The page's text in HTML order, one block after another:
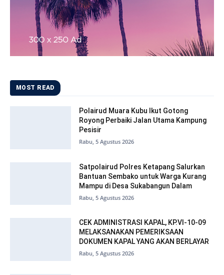
MOST READ
Polairud Muara Kubu Ikut Gotong
Royong Perbaiki Jalan Utama Kampung
Pesisir
Rabu, 5 Agustus 2026
Satpolairud Polres Ketapang Salurkan
Bantuan Sembako untuk Warga Kurang
Mampu di Desa Sukabangun Dalam
Rabu, 5 Agustus 2026
CEK ADMINISTRASI KAPAL, KP.VI-10-09
MELAKSANAKAN PEMERIKSAAN
DOKUMEN KAPAL YANG AKAN BERLAYAR
Rabu, 5 Agustus 2026